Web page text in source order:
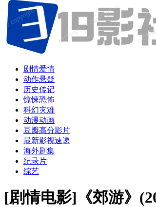
剧情爱情
动作悬疑
历史传记
惊悚恐怖
科幻灾难
动漫动画
豆瓣高分影片
最新影视速递
海外剧集
纪录片
综艺
[剧情电影]《郊游》